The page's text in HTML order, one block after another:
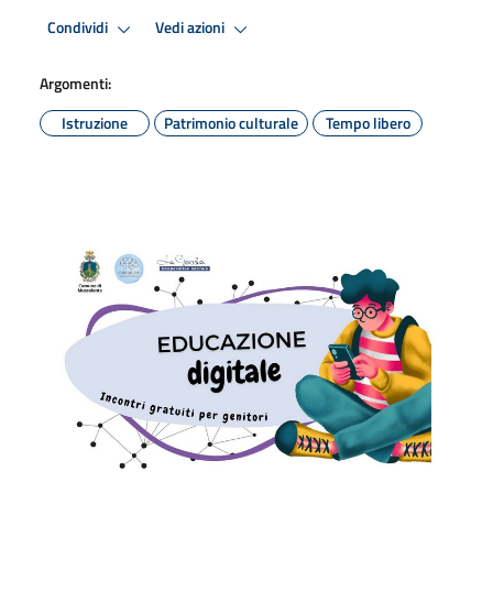
Condividi Vedi azioni
Argomenti:
Istruzione
Patrimonio culturale Tempo libero